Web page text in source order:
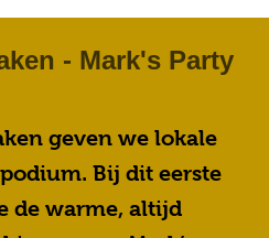
- Mark's Party
geven we lokale
Bij dit eerste
de warme, altijd